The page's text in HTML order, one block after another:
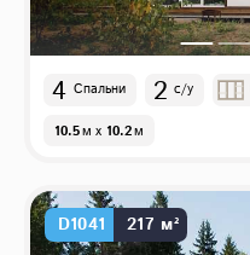
4 Спальни 2 с/у
10.5м x 10.2м
D1041 217 м²